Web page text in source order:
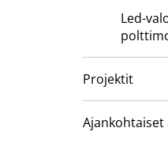
Led-
Projektit